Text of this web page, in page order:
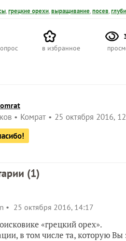
,грецкие орехи,выращивание,посев,
в избранное
Комрат
25 октября 2016,
(1)
25 октября 2016, 14:17
«грецкий орех».
в том числе та, которую Вы